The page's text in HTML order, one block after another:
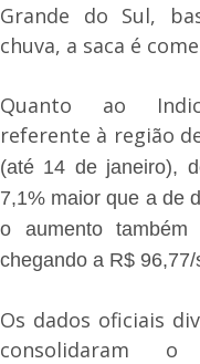
Grande do Sul,
chuva, a saca é
Quanto ao
referente à região
(até 14 de janeiro),
7,1% maior que a de
o aumento
chegando a R$
Os dados oficiais
consolidaram